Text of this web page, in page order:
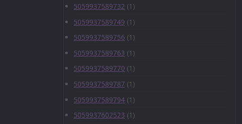
5059937589732 (1)
5059937589749 (1)
5059937589756 (1)
5059937589763 (1)
5059937589770 (1)
5059937589787 (1)
5059937589794 (1)
5059937602523 (1)